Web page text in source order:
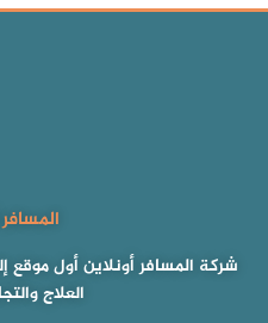
شركة المسافر أونلاين أول موقع
العلاج